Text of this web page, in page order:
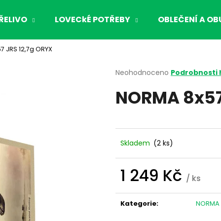
LOVECkÉ POTŘEBY OBLEČENÍ A
JRS 12,7g ORYX
Průměrné
produktu
je
5
hvězdiček.
Neohodnoceno Podrobnosti
NORMA
Skladem (2 ks)
1 249 Kč / ks
cena:
Kategorie: NORMA
Co potřebujete najít?
HLEDAT